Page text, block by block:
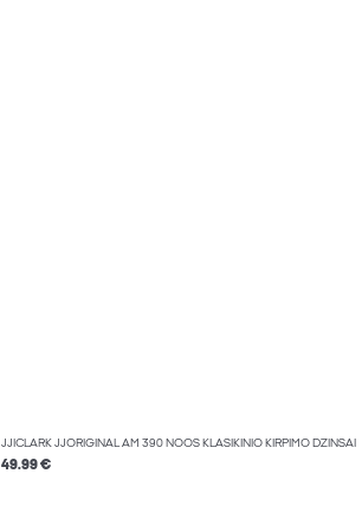
JJICLARK JJORIGINAL AM 390 NOOS KLASIKINIO KIRPIMO DŽINSAI
49.99 €